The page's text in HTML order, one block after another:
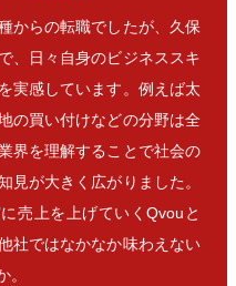
からの転職でしたが、久保
、日々自身のビジネススキ
実感しています。例えば太
の買い付けなどの分野は全
界を理解することで社会の
見が大きく広がりました。
売上を上げていくQvouと
社ではなかなか味わえない
。